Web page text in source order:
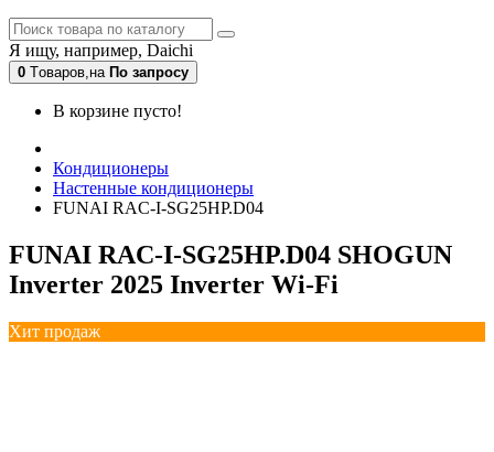
Я ищу, например, Daichi
0 Tоваров,на По запросу
В корзине пусто!
Кондиционеры
Настенные кондиционеры
FUNAI RAC-I-SG25HP.D04
FUNAI RAC-I-SG25HP.D04 SHOGUN
Inverter 2025 Inverter Wi-Fi
Хит продаж